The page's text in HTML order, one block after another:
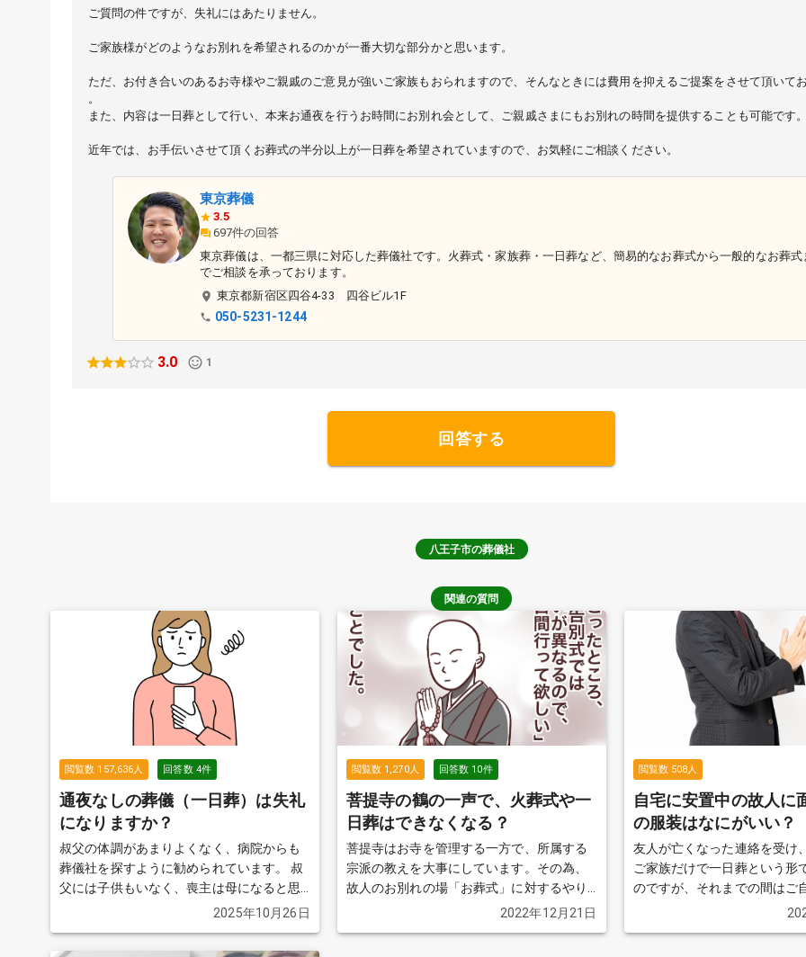
ご質問の件ですが、失礼にはあたりません。
ご家族様がどのようなお別れを希望されるのかが一番大切な部分かと思います。
ただ、お付き合いのあるお寺様やご親戚のご意見が強いご家族もおられますので、そんなときには費用を抑えるご提案をさせて頂いて
。
また、内容は一日葬として行い、本来お通夜を行うお時間にお別れ会として、ご親戚さまにもお別れの時間を提供することも可能です
近年では、お手伝いさせて頂くお葬式の半分以上が一日葬を希望されていますので、お気軽にご相談ください。
東京葬儀
3.5
697件の回答
東京葬儀は、一都三県に対応した葬儀社です。火葬式・家族葬・一日葬など、簡易的なお葬式から一般的なお葬式
でご相談を承っております。
東京都新宿区四谷4-33 四谷ビル1F
050-5231-1244
3.0 1
回答する
八王子市の葬儀社
関連の質問
閲覧数 157,636人 回答数 4件
通夜なしの葬儀（一日葬）は失礼
になりますか？
叔父の体調があまりよくなく、病院からも
葬儀社を探すように勧められています。 叔
父には子供もいなく、喪主は母になると思
うのですが、あまり調べるのが得意ではな
2025年10月26日
閲覧数 1,270人 回答数 10件
菩提寺の鶴の一声で、火葬式や一
日葬はできなくなる？
菩提寺はお寺を管理する一方で、所属する
宗派の教えを大事にしています。その為、
故人のお別れの場「お葬式」に対するやり
方や形式なども一つ一つの行事に意味があ
2022年12月21日
閲覧数 508人
自宅に安置中の故人に
の服装はなにがいい？
友人が亡くなった連絡を受け
ご家族だけで一日葬という形
のですが、それまでの間はご
れていて、いつでも会いに行